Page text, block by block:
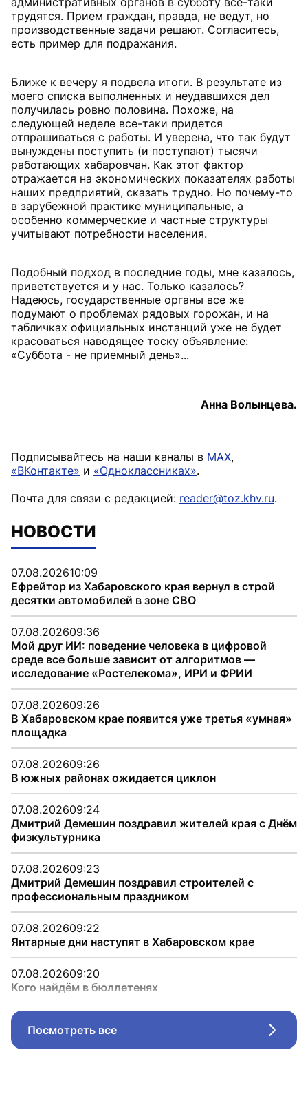
трудятся. Прием граждан, правда, не ведут, но
производственные задачи решают. Согласитесь,
есть пример для подражания.
Ближе к вечеру я подвела итоги. В результате из
моего списка выполненных и неудавшихся дел
получилась ровно половина. Похоже, на
следующей неделе все-таки придется
отпрашиваться с работы. И уверена, что так будут
вынуждены поступить (и поступают) тысячи
работающих хабаровчан. Как этот фактор
отражается на экономических показателях работы
наших предприятий, сказать трудно. Но почему-то
в зарубежной практике муниципальные, а
особенно коммерческие и частные структуры
учитывают потребности населения.
Подобный подход в последние годы, мне казалось,
приветствуется и у нас. Только казалось?
Надеюсь, государственные органы все же
подумают о проблемах рядовых горожан, и на
табличках официальных инстанций уже не будет
красоваться наводящее тоску объявление:
«Суббота - не приемный день»...
Анна Волынцева.
Подписывайтесь на наши каналы в MAX,
«ВКонтакте» и «Одноклассниках».
Почта для связи с редакцией: reader@toz.khv.ru.
НОВОСТИ
07.08.202610:09
Ефрейтор из Хабаровского края вернул в строй
десятки автомобилей в зоне СВО
07.08.202609:36
Мой друг ИИ: поведение человека в цифровой
среде все больше зависит от алгоритмов —
исследование «Ростелекома», ИРИ и ФРИИ
07.08.202609:26
В Хабаровском крае появится уже третья «умная»
площадка
07.08.202609:26
В южных районах ожидается циклон
07.08.202609:24
Дмитрий Демешин поздравил жителей края с Днём
физкультурника
07.08.202609:23
Дмитрий Демешин поздравил строителей с
профессиональным праздником
07.08.202609:22
Янтарные дни наступят в Хабаровском крае
07.08.202609:20
Кого найдём в бюллетенях
Посмотреть все